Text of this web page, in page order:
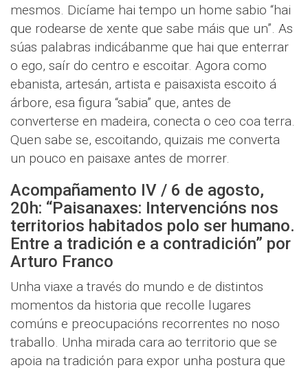
mesmos. Dicíame hai tempo un home sabio “hai
que rodearse de xente que sabe máis que un”. As
súas palabras indicábanme que hai que enterrar
o ego, saír do centro e escoitar. Agora como
ebanista, artesán, artista e paisaxista escoito á
árbore, esa figura “sabia” que, antes de
converterse en madeira, conecta o ceo coa terra.
Quen sabe se, escoitando, quizais me converta
un pouco en paisaxe antes de morrer.
Acompañamento IV / 6 de agosto,
20h: “Paisanaxes: Intervencións nos
territorios habitados polo ser humano.
Entre a tradición e a contradición” por
Arturo Franco
Unha viaxe a través do mundo e de distintos
momentos da historia que recolle lugares
comúns e preocupacións recorrentes no noso
traballo. Unha mirada cara ao territorio que se
apoia na tradición para expor unha postura que